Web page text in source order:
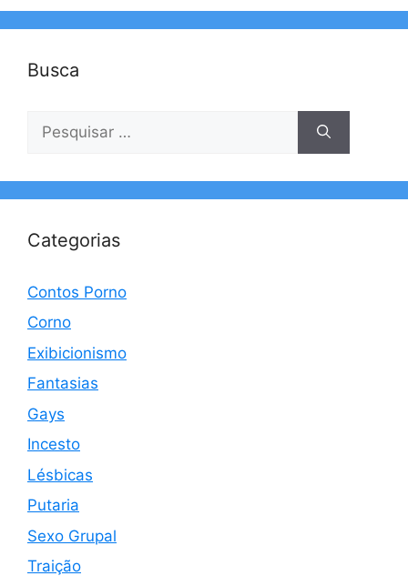
Busca
por:
Categorias
Contos Porno
Corno
Exibicionismo
Fantasias
Gays
Incesto
Lésbicas
Putaria
Sexo Grupal
Traição